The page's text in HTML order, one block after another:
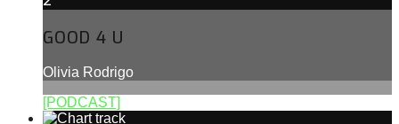
GOOD 4 U
Olivia Rodrigo
[PODCAST]